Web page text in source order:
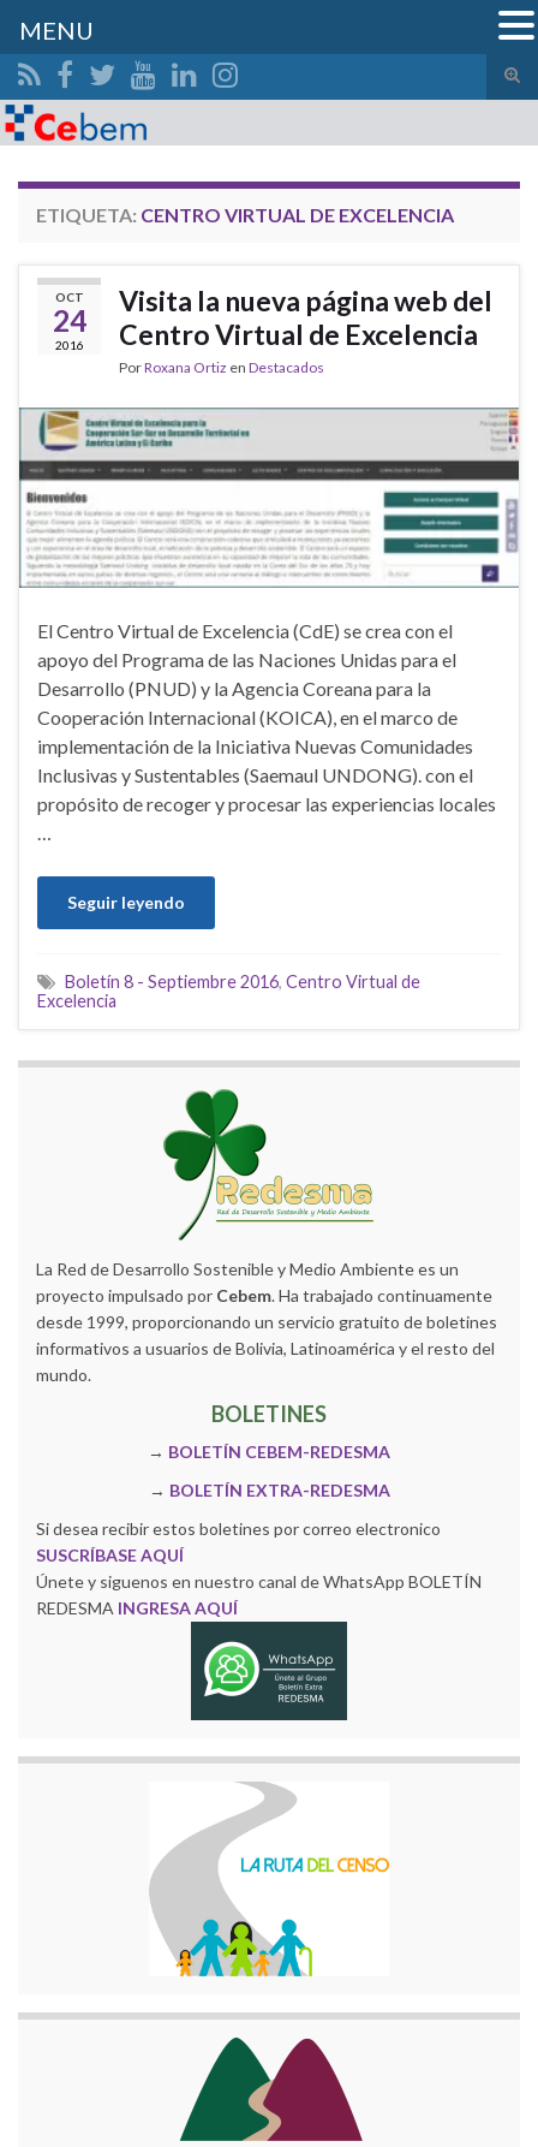
el
Search for:
ETIQUETA: CENTRO VIRTUAL DE EXCELENCIA
OCT
24
2016
Visita la nueva página web del
Centro Virtual de Excelencia
PorRoxana Ortiz en Destacados
El Centro Virtual de Excelencia (CdE) se crea con el
apoyo del Programa de las Naciones Unidas para el
Desarrollo (PNUD) y la Agencia Coreana para la
Cooperación Internacional (KOICA), en el marco de
implementación de la Iniciativa Nuevas Comunidades
Inclusivas y Sustentables (Saemaul UNDONG). con el
propósito de recoger y procesar las experiencias locales
…
Seguir leyendo
Boletín 8 - Septiembre 2016, Centro Virtual de
Excelencia
La Red de Desarrollo Sostenible y Medio Ambiente es un
proyecto impulsado por Cebem. Ha trabajado continuamente
desde 1999, proporcionando un servicio gratuito de boletines
informativos a usuarios de Bolivia, Latinoamérica y el resto del
mundo.
BOLETINES
→ BOLETÍN CEBEM-REDESMA
→ BOLETÍN EXTRA-REDESMA
Si desea recibir estos boletines por correo electronico
SUSCRÍBASE AQUÍ
Únete y siguenos en nuestro canal de WhatsApp BOLETÍN
REDESMA INGRESA AQUÍ
MENU